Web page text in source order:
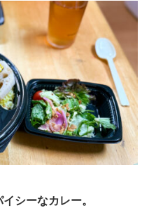
シーなカレー。